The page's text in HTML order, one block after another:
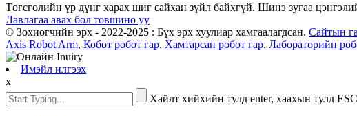
Төгсгөлийн үр дүнг харах шиг сайхан зүйл байхгүй. Шинэ зугаа
Лавлагаа авах бол товшино уу
© Зохиогчийн эрх - 2022-2025 : Бүх эрх хуулиар хамгаалагдсан. Сайтын
Axis Robot Arm, Кобот робот гар, Хамтарсан робот гар, Лабораторийн
Имэйл илгээх
x
Хайлт хийхийн тулд enter, хаахын тулд